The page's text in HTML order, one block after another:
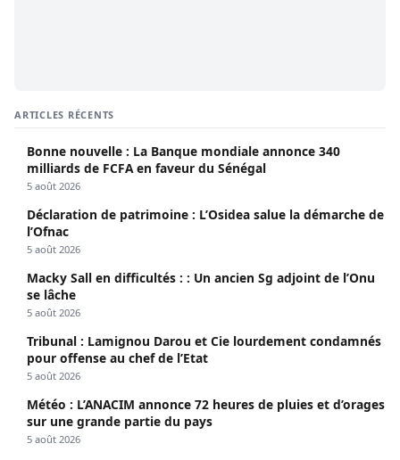
ARTICLES RÉCENTS
Bonne nouvelle : La Banque mondiale annonce 340
milliards de FCFA en faveur du Sénégal
5 août 2026
Déclaration de patrimoine : L’Osidea salue la démarche de
l’Ofnac
5 août 2026
Macky Sall en difficultés : : Un ancien Sg adjoint de l’Onu
se lâche
5 août 2026
Tribunal : Lamignou Darou et Cie lourdement condamnés
pour offense au chef de l’Etat
5 août 2026
Météo : L’ANACIM annonce 72 heures de pluies et d’orages
sur une grande partie du pays
5 août 2026